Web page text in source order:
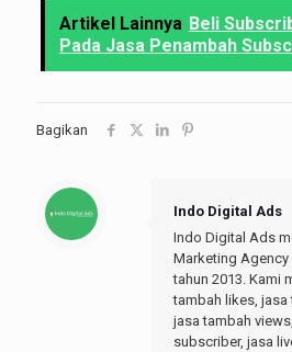
Artikel Lainnya Beli
Pada Jasa Penambah
Bagikan
Indo Digital Ads
Indo Digital Ads
Marketing
tahun 2013. Kami
tambah likes,
jasa tambah
subscriber, jasa